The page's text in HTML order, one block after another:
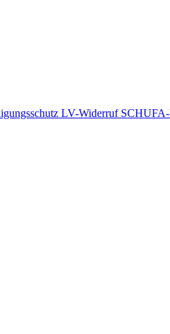
LV-Widerruf